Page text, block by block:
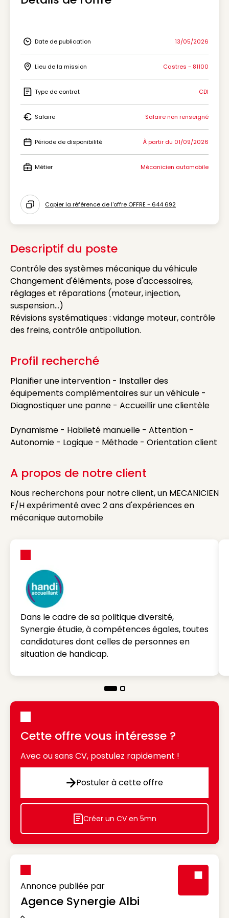
Icon Date de publication
Date de publication 13/05/2026
Icon Lieu de la mission
Lieu de la mission Castres - 81100
Icon Type de contrat
Type de contrat CDI
Icon Salaire
Salaire Salaire non renseigné
Icon Période de disponibilité
Période de disponibilité À partir du 01/09/2026
Métier Mécanicien automobile
Icon copy to clipboard
Copier la référence de l'offre OFFRE - 644 692
Descriptif du poste
Contrôle des systèmes mécanique du véhicule
Changement d'éléments, pose d'accessoires,
réglages et réparations (moteur, injection,
suspension...)
Révisions systématiques : vidange moteur, contrôle
des freins, contrôle antipollution.
Profil recherché
Planifier une intervention - Installer des
équipements complémentaires sur un véhicule -
Diagnostiquer une panne - Accueillir une clientèle
Dynamisme - Habileté manuelle - Attention -
Autonomie - Logique - Méthode - Orientation client
A propos de notre client
Nous recherchons pour notre client, un MECANICIEN
F/H expérimenté avec 2 ans d'expériences en
mécanique automobile
Dans le cadre de sa politique diversité,
Synergie étudie, à compétences égales, toutes
candidatures dont celles de personnes en
situation de handicap.
Cette offre vous intéresse ?
Avec ou sans CV, postulez rapidement !
Postuler à cette offre
Postuler à cette offre
Icon decorative
Créer un CV en 5mn
Annonce publiée par
Agence Synergie Albi